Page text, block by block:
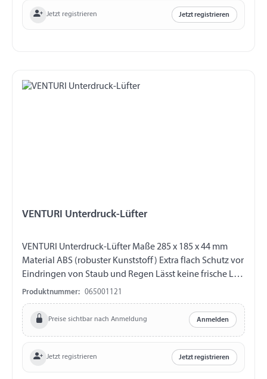
effizient Ultraleise
Jetzt registrieren Jetzt registrieren
VENTURI Unterdruck-Lüfter
VENTURI Unterdruck-Lüfter Maße 285 x 185 x 44 mm
Material ABS (robuster Kunststoff) Extra flach Schutz vor
Eindringen von Staub und Regen Lässt keine frische Luft
in den Raum, sondern erzeugt einen Unterdruck
(Saugeffekt)
Produktnummer: 065001121
Preise sichtbar nach Anmeldung Anmelden
Jetzt registrieren Jetzt registrieren